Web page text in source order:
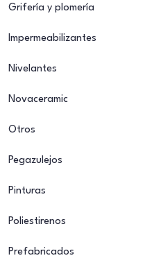
Grifería y plomería
Impermeabilizantes
Nivelantes
Novaceramic
Otros
Pegazulejos
Pinturas
Poliestirenos
Prefabricados